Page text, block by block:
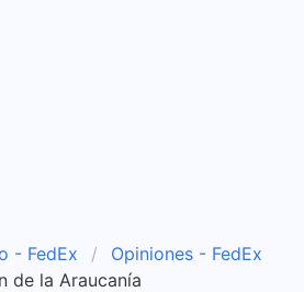
- FedEx
Opiniones - FedEx
de la Araucanía